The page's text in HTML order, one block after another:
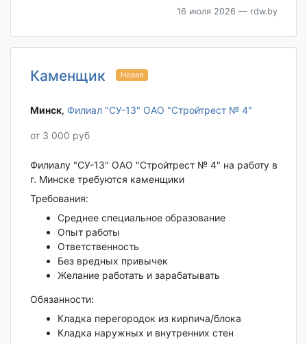
16 июля 2026 — rdw.by
Каменщик Новая
Минск‎, Филиал "СУ-13" ОАО "Стройтрест № 4"
от 3 000 руб
Филиалу "СУ-13" ОАО "Стройтрест № 4" на работу в
г. Минске требуются каменщики
Требования:
Среднее специальное образование
Опыт работы
Ответственность
Без вредных привычек
Желание работать и зарабатывать
Обязанности:
Кладка перегородок из кирпича/блока
Кладка наружных и внутренних стен